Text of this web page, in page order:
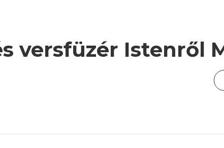
versfüzér Istenről